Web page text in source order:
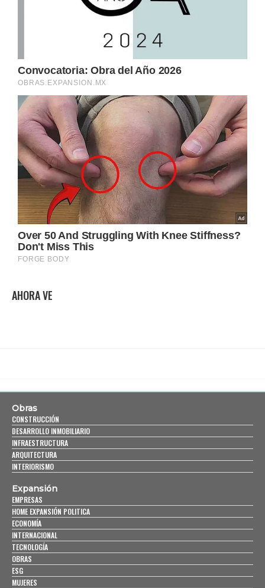
AHORA VE
Obras
CONSTRUCCIÓN
DESARROLLO INMOBILIARIO
INFRAESTRUCTURA
ARQUITECTURA
INTERIORISMO
Expansión
EMPRESAS
HOME EXPANSIÓN POLITICA
ECONOMÍA
INTERNACIONAL
TECNOLOGÍA
OBRAS
ESG
MUJERES